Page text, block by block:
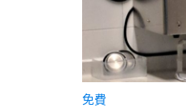
免費